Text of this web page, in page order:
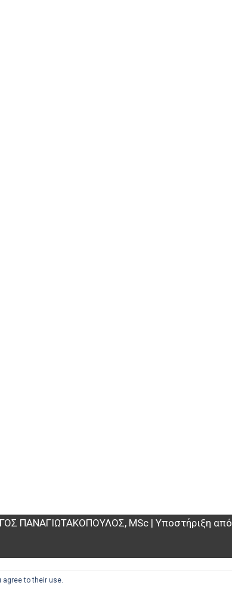
ΠΑΝΑΓΙΩΤΑΚΟΠΟΥΛΟΣ, MSc| Υποστήριξη από
agree to their use.